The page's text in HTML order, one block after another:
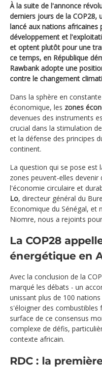
À la suite de l'annonce
derniers jours de la COP28,
lancé aux nations africaines
développement et
et optent plutôt pour une
ce temps, en République
Rawbank adopte une
contre le changement
Dans la sphère en
économique, les zones
devenues des instruments
crucial dans la stimulation
et la défense des principes
continent.
La question qui se pose est
zones peuvent-elles
l'économie circulaire et
Lo, directeur général du
Economique du Sénégal, et
Niomre, nous a rejoints
La COP28
énergétique en
Avec la conclusion de la
marqué les débats - un
unissant plus de 100
s'éloigner des combustibles
surface de ce consensus
complexe de défis,
contexte africain.
RDC : la